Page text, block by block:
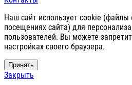
Наш сайт использует cookie
посещениях сайта) для
пользователей. Вы можете
настройках своего браузера.
Принять
Закрыть